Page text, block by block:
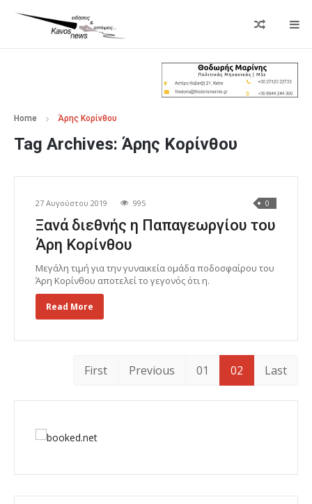
Home Άρης Κορίνθου
Tag Archives: Άρης Κορίνθου
27 Αυγούστου 2019 995 0
Ξανά διεθνής η Παπαγεωργίου του
Άρη Κορίνθου
Μεγάλη τιμή για την γυναικεία ομάδα ποδοσφαίρου του
Άρη Κορίνθου αποτελεί το γεγονός ότι η.
Read More
First Previous 01 02 Last